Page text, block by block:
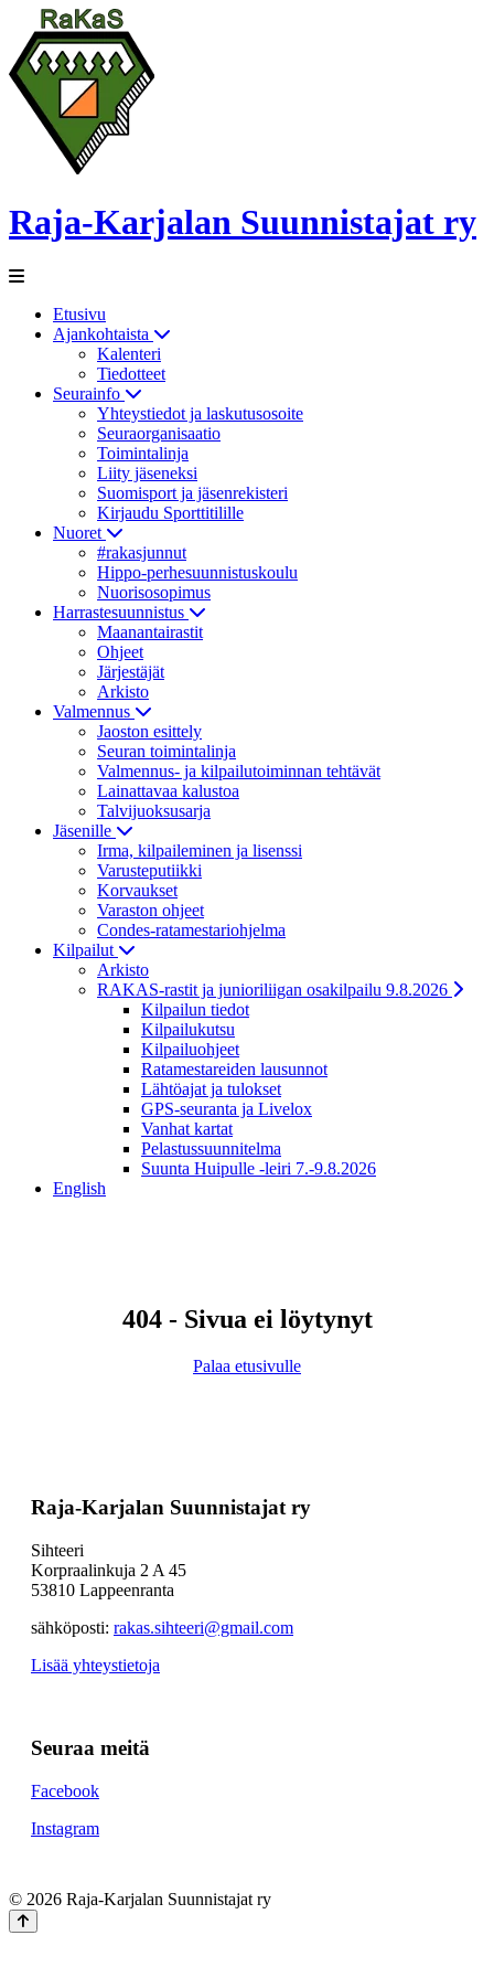
Raja-Karjalan Suunnistajat ry
Etusivu
Ajankohtaista
Kalenteri
Tiedotteet
Seurainfo
Yhteystiedot ja laskutusosoite
Seuraorganisaatio
Toimintalinja
Liity jäseneksi
Suomisport ja jäsenrekisteri
Kirjaudu Sporttitilille
Nuoret
#rakasjunnut
Hippo-perhesuunnistuskoulu
Nuorisosopimus
Harrastesuunnistus
Maanantairastit
Ohjeet
Järjestäjät
Arkisto
Valmennus
Jaoston esittely
Seuran toimintalinja
Valmennus- ja kilpailutoiminnan tehtävät
Lainattavaa kalustoa
Talvijuoksusarja
Jäsenille
Irma, kilpaileminen ja lisenssi
Varusteputiikki
Korvaukset
Varaston ohjeet
Condes-ratamestariohjelma
Kilpailut
Arkisto
RAKAS-rastit ja junioriliigan osakilpailu 9.8.2026
Kilpailun tiedot
Kilpailukutsu
Kilpailuohjeet
Ratamestareiden lausunnot
Lähtöajat ja tulokset
GPS-seuranta ja Livelox
Vanhat kartat
Pelastussuunnitelma
Suunta Huipulle -leiri 7.-9.8.2026
English
404 - Sivua ei löytynyt
Palaa etusivulle
Raja-Karjalan Suunnistajat ry
Sihteeri
Korpraalinkuja 2 A 45
53810 Lappeenranta
sähköposti: rakas.sihteeri@gmail.com
Lisää yhteystietoja
Seuraa meitä
Facebook
Instagram
© 2026 Raja-Karjalan Suunnistajat ry